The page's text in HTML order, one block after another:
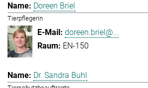
Doreen Briel
Tierpflegerin
doreen.briel@...
EN-150
Dr. Sandra Buhl